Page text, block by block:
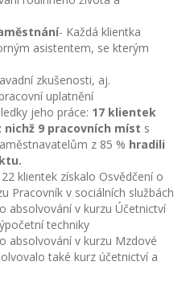
- Každá klientka
asistentem, se kterým
zkušenosti, aj.
uplatnění
jeho práce: 17 klientek
9 pracovních míst s
z 85 % hradili
klientek získalo Osvědčení o
Pracovník v sociálních službách
absolvování v kurzu Účetnictví
techniky
absolvování v kurzu Mzdové
také kurz účetnictví a